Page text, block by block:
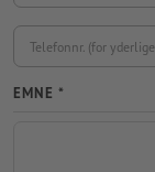
Telefonnr. (for
EMNE *